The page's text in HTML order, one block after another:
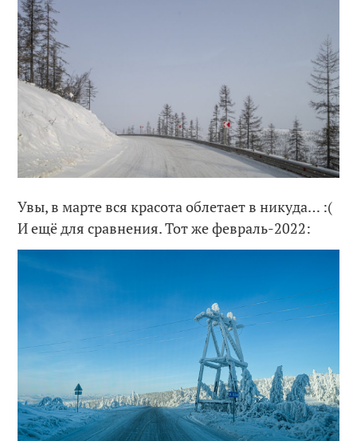
Увы, в марте вся красота облетает в никуда… :(
И ещё для сравнения. Тот же февраль-2022: